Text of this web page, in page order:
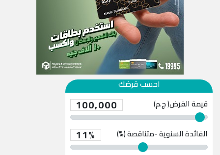
احسب قرضك
قيمة القرض( ج.م) 100,000
الفائدة السنوية -متناقصة (%) 11%